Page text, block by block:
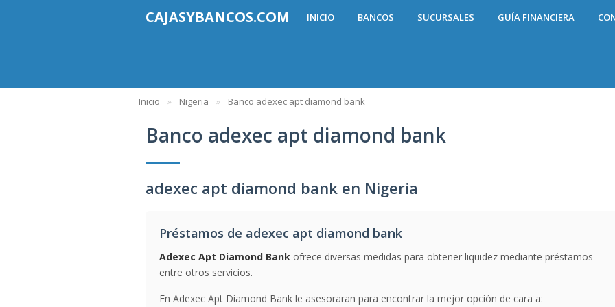
CAJASYBANCOS.COM INICIO BANCOS SUCURSALES GUÍA FINANCIERA
Inicio Nigeria Banco adexec apt diamond bank
Banco adexec apt diamond bank
adexec apt diamond bank en Nigeria
Préstamos de adexec apt diamond bank
Adexec Apt Diamond Bank ofrece diversas medidas para obtener liquidez mediante préstamos
entre otros servicios.
En Adexec Apt Diamond Bank le asesoraran para encontrar la mejor opción de cara a: